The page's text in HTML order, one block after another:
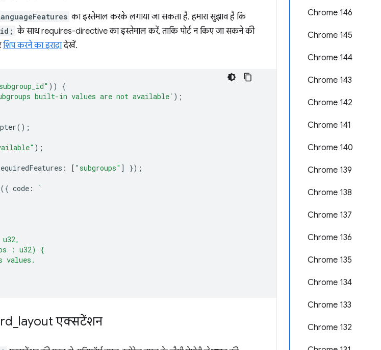
Chrome 146
Chrome 145
Chrome 144
Chrome 143
Chrome 142
Chrome 141
Chrome 140
Chrome 139
Chrome 138
Chrome 137
Chrome 136
Chrome 135
Chrome 134
Chrome 133
Chrome 132
का इस्तेमाल करके लगाया जा सकता है. हमारा सुझाव है कि
के साथ requires-directive का इस्तेमाल करें, ताकि पोर्ट न किए जा सकने की
शिप करने का इरादादेखें.
))
{
built-in values are not available` );
();
);
: [ "subgroups" ] });
({ code :
`
: u32) {
values.
layout एक्सटेंशन